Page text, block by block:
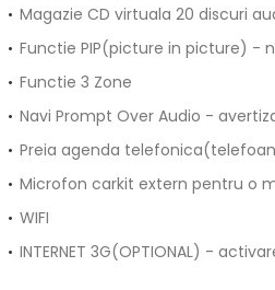
Magazie CD virtuala 20 discuri
Functie PIP(picture in picture) -
Functie 3 Zone
Navi Prompt Over Audio -
Preia agenda
Microfon carkit extern pentru o
WIFI
INTERNET 3G(OPTIONAL) -